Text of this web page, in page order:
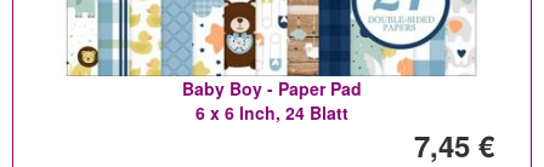
Baby Boy - Paper Pad
6 x 6 Inch, 24 Blatt
7,45 €